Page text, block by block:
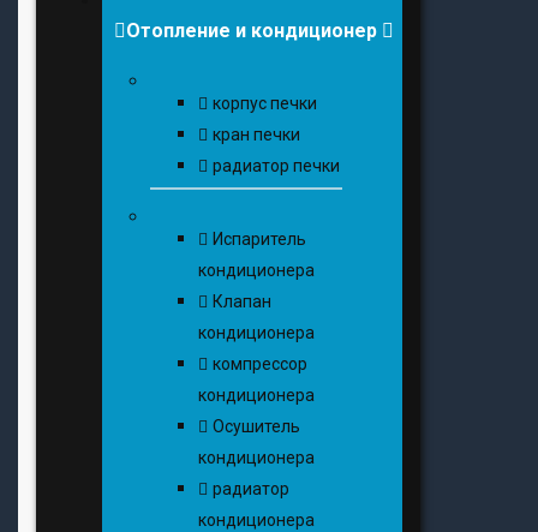
Отопление и кондиционер
корпус печки
кран печки
радиатор печки
Испаритель
кондиционера
Клапан
кондиционера
компрессор
кондиционера
Осушитель
кондиционера
радиатор
кондиционера